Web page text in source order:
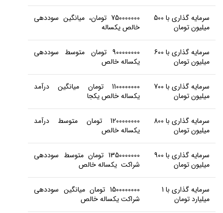
سرمایه گذاری با 500
میلیون تومان
750000000 تومان، میانگین سوددهی
خالص یکساله
سرمایه گذاری با 600
میلیون تومان
900000000 تومان متوسط سوددهی
یکساله خالص
سرمایه گذاری با 700
میلیون تومان
1100000000 تومان میانگین درآمد
یکساله خالص یکجا
سرمایه گذاری با 800
میلیون تومان
1200000000 تومان متوسط درآمد
یکساله خالص
سرمایه گذاری با 900
میلیون تومان
1350000000 تومان متوسط سوددهی
شراکت یکساله خالص
سرمایه گذاری با 1
میلیارد تومان
1500000000 تومان میانگین سوددهی
شراکت یکساله خالص